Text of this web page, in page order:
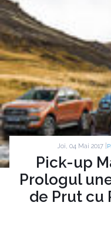
Joi, 04 Mai 2017 |
Pick-up
Prologul
de Prut cu